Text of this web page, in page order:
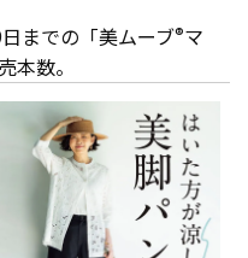
までの「美ムーブ®マ
本数。